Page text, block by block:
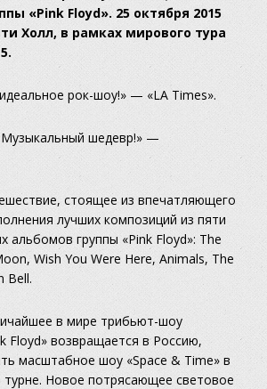
«Pink Floyd». 25 октября 2015
Холл, в рамках мирового тура
рок-шоу!» — «LA Times».
шедевр!» —
стоящее из впечатляющего
лучших композиций из пяти
альбомов группы «Pink Floyd»: The
Wish You Were Here, Animals, The
Bell.
в мире трибьют-шоу
Floyd» возвращается в Россию,
масштабное шоу «Space & Time» в
турне. Новое потрясающее световое